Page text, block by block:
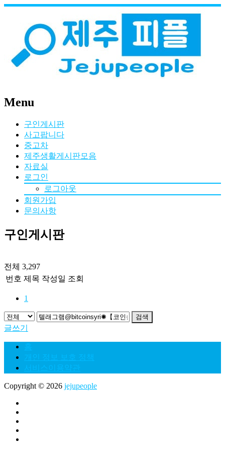
Menu
구인게시판
사고팝니다
중고차
제주생활게시판모음
자료실
로그인
로그아웃
회원가입
문의사항
구인게시판
전체 3,297
번호 제목 작성일 조회
1
검색
글쓰기
홈
개인 정보 보호 정책
서비스이용약관
Copyright © 2026 jejupeople